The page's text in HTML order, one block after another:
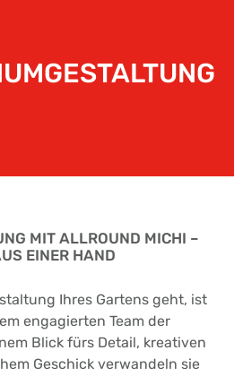
MIT ALLROUND MICHI –
EINER HAND
Ihres Gartens geht, ist
engagierten Team der
Blick fürs Detail, kreativen
Geschick verwandeln sie